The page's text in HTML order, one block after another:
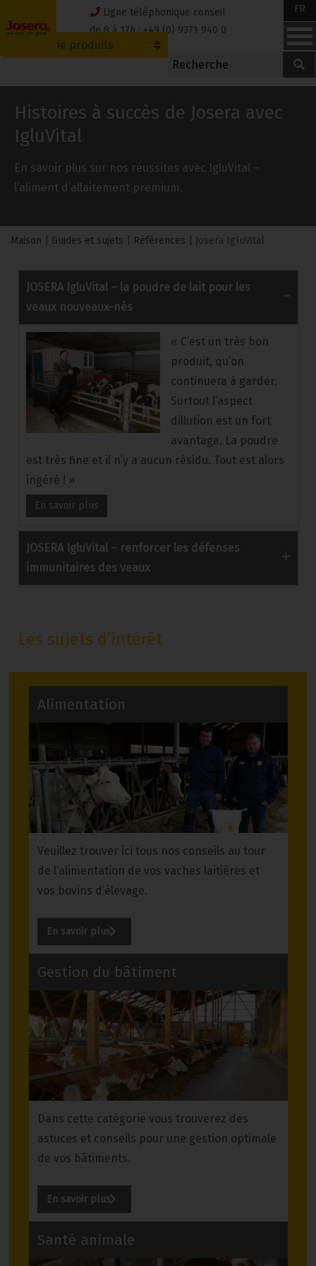
to
Ligne téléphonique conseil
de 8 à 17h : +49 (0) 9371 940 0
FR
Recherche produits
Histoires à succès de Josera avec
IgluVital
En savoir plus sur nos réussites avec IgluVital –
l’aliment d’allaitement premium.
Maison Guides et sujets Références Josera IgluVital
JOSERA IgluVital – la poudre de lait pour les
veaux nouveaux-nés
« C’est un très bon
produit, qu’on
continuera à garder.
Surtout l’aspect
dillution est un fort
avantage. La poudre
est très fine et il n’y a aucun résidu. Tout est alors
ingéré ! »
En savoir plus
JOSERA IgluVital – renforcer les défenses
immunitaires des veaux
Les sujets d’intérêt
Alimentation
Veuillez trouver ici tous nos conseils au tour
de l‘alimentation de vos vaches laitières et
vos bovins d’élevage.
En savoir plus
Gestion du bâtiment
Dans cette catégorie vous trouverez des
astuces et conseils pour une gestion optimale
de vos bâtiments.
En savoir plus
Santé animale